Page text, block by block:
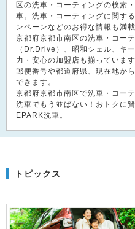
区の洗車・コーティングの検索
車。洗車・コーティングに関す
ンペーンなどのお得な情報も満載
京都府京都市南区の洗車・コー
（Dr.Drive）、昭和シェル、キ
力・安心の加盟店も揃っています
郵便番号や都道府県、現在地か
できます。
京都府京都市南区で洗車・コー
洗車でもう並ばない！おトクに
EPARK洗車。
トピックス